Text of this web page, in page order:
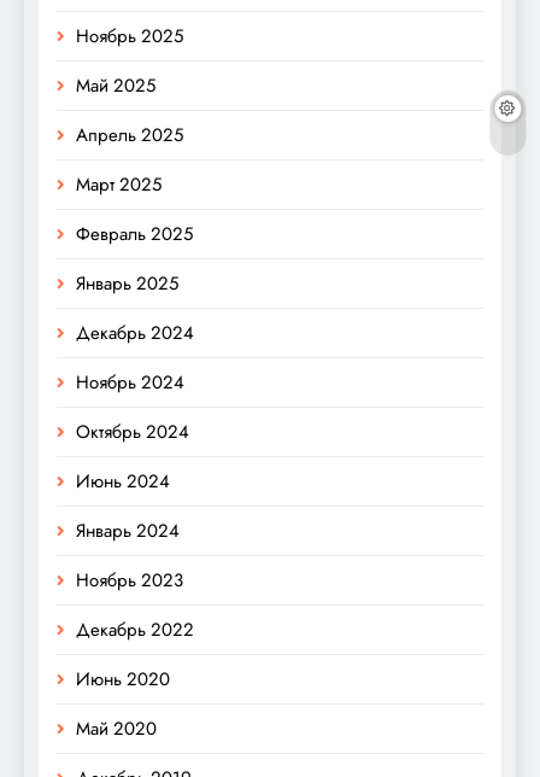
Ноябрь 2025
Май 2025
Апрель 2025
Март 2025
Февраль 2025
Январь 2025
Декабрь 2024
Ноябрь 2024
Октябрь 2024
Июнь 2024
Январь 2024
Ноябрь 2023
Декабрь 2022
Июнь 2020
Май 2020